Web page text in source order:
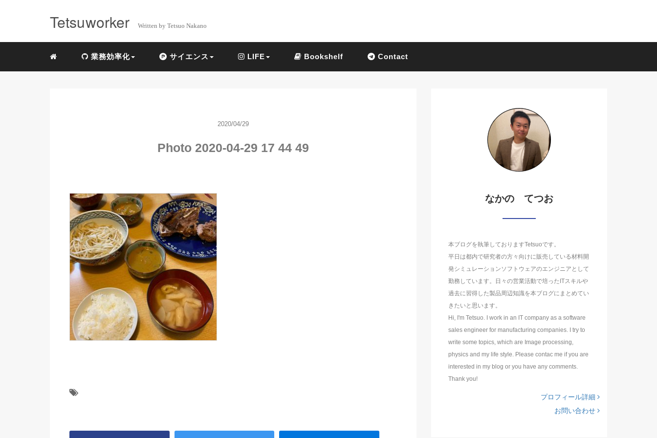
Tetsuworker Written by Tetsuo Nakano
業務効率化 サイエンス LIFE Bookshelf Contact
2020/04/29
Photo 2020-04-29 17 44 49
なかの てつお
本ブログを執筆しておりますTetsuoです。
平日は都内で研究者の方々向けに販売している材料開
発シミュレーションソフトウェアのエンジニアとして
勤務しています。日々の営業活動で培ったITスキルや
過去に習得した製品周辺知識を本ブログにまとめてい
きたいと思います。
Hi, I'm Tetsuo. I work in an IT company as a software
sales engineer for manufacturing companies. I try to
write some topics, which are Image processing,
physics and my life style. Please contac me if you are
interested in my blog or you have any comments.
Thank you!
プロフィール詳細
お問い合わせ